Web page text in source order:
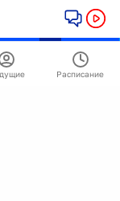
Расписание